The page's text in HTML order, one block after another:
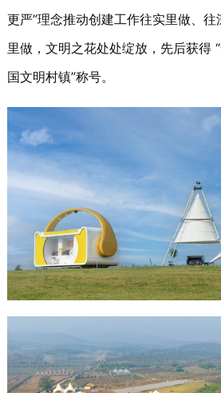
更严”理念推动创建工作往实里做、
里做，文明之花处处绽放，先后获得
国文明村镇”称号。